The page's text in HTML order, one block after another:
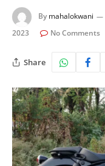
By mahalokwani
2023
No Comments
Share